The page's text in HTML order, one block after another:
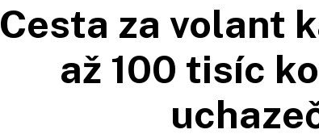
Cesta za volant
až 100 tisíc